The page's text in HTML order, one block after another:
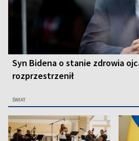
Syn Bidena o stanie zdrowia
rozprzestrzenił
ŚWIAT